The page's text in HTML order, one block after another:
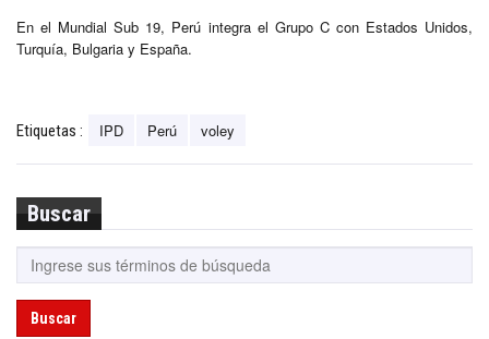
En el Mundial Sub 19, Perú integra el Grupo C con Estados Unidos,
Turquía, Bulgaria y España.
Etiquetas : IPD Perú voley
Buscar
Buscar